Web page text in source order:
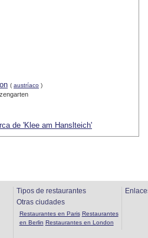
( austríaco )
de 'Klee am Hanslteich'
Tipos de restaurantes
Otras ciudades
Restaurantes en Paris Restaurantes
en Berlin Restaurantes en London